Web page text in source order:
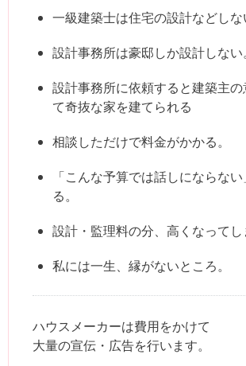
一級建築士は住宅の設計などしな
設計事務所は豪邸しか設計しない
設計事務所に依頼すると建築主
て奇抜な家を建てられる
相談しただけで料金がかかる。
「こんな予算では話しにならな
る。
設計・監理料の分、高くなってし
私には一生、縁がないところ。
ハウスメーカーは費用をかけて
大量の宣伝・広告を行います。